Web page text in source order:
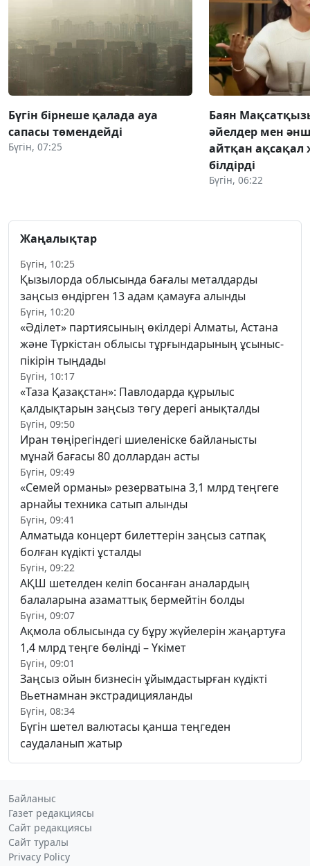
Бүгін бірнеше қалада ауа
сапасы төмендейді
Бүгін, 07:25
Баян
әйелдер мен
айтқан ақсақал
білдірді
Бүгін, 06:22
Жаңалықтар
Бүгін, 10:25
Қызылорда облысында бағалы металдарды
заңсыз өндірген 13 адам қамауға алынды
Бүгін, 10:20
«Әділет» партиясының өкілдері Алматы, Астана
және Түркістан облысы тұрғындарының ұсыныс-
пікірін тыңдады
Бүгін, 10:17
«Таза Қазақстан»: Павлодарда құрылыс
қалдықтарын заңсыз төгу дерегі анықталды
Бүгін, 09:50
Иран төңірегіндегі шиеленіске байланысты
мұнай бағасы 80 доллардан асты
Бүгін, 09:49
«Семей орманы» резерватына 3,1 млрд теңгеге
арнайы техника сатып алынды
Бүгін, 09:41
Алматыда концерт билеттерін заңсыз сатпақ
болған күдікті ұсталды
Бүгін, 09:22
АҚШ шетелден келіп босанған аналардың
балаларына азаматтық бермейтін болды
Бүгін, 09:07
Ақмола облысында су бұру жүйелерін жаңартуға
1,4 млрд теңге бөлінді – Үкімет
Бүгін, 09:01
Заңсыз ойын бизнесін ұйымдастырған күдікті
Вьетнамнан экстрадицияланды
Бүгін, 08:34
Бүгін шетел валютасы қанша теңгеден
саудаланып жатыр
Байланыс
Газет редакциясы
Сайт редакциясы
Сайт туралы
Privacy Policy